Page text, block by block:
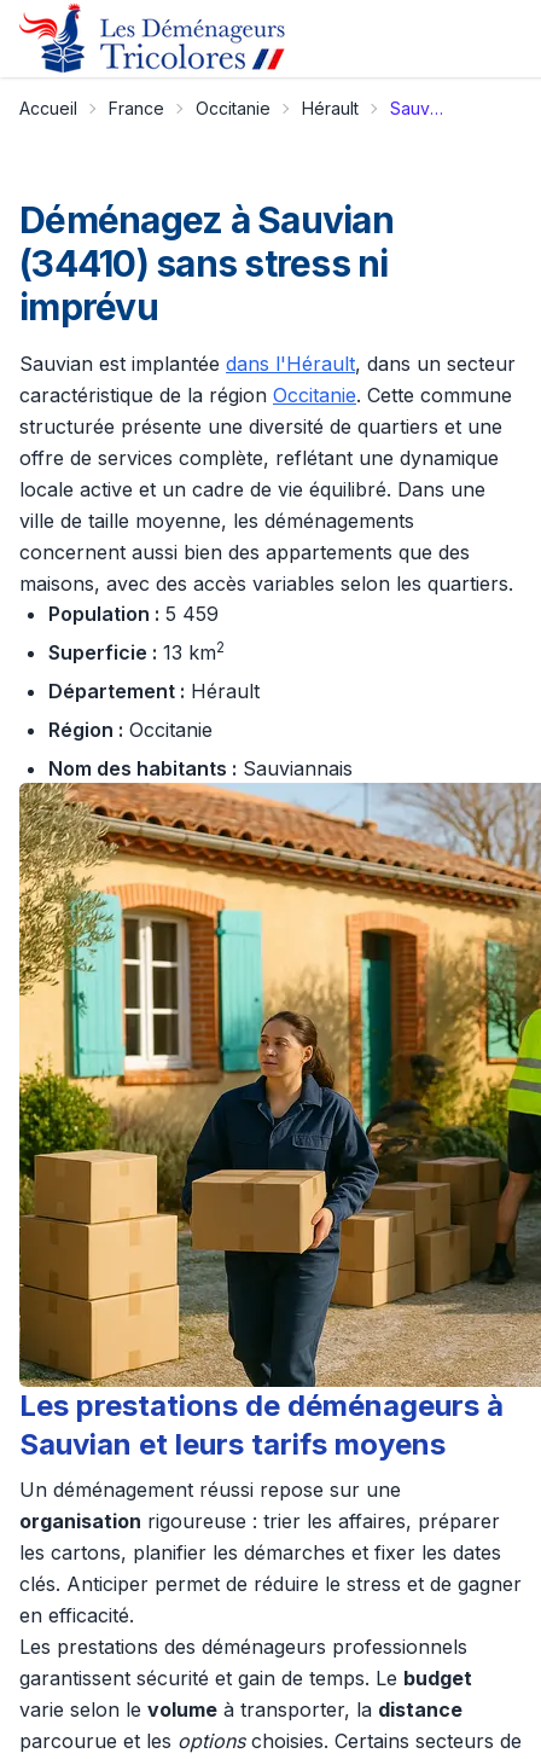
Accueil France Occitanie Hérault Sauvian
Déménagez à Sauvian
(34410) sans stress ni
imprévu
Sauvian est implantée dans l'Hérault, dans un secteur
caractéristique de la région Occitanie. Cette commune
structurée présente une diversité de quartiers et une
offre de services complète, reflétant une dynamique
locale active et un cadre de vie équilibré. Dans une
ville de taille moyenne, les déménagements
concernent aussi bien des appartements que des
maisons, avec des accès variables selon les quartiers.
Population : 5 459
Superficie : 13 km2
Département : Hérault
Région : Occitanie
Nom des habitants : Sauviannais
Les prestations de déménageurs à
Sauvian et leurs tarifs moyens
Un déménagement réussi repose sur une
organisation rigoureuse : trier les affaires, préparer
les cartons, planifier les démarches et fixer les dates
clés. Anticiper permet de réduire le stress et de gagner
en efficacité.
Les prestations des déménageurs professionnels
garantissent sécurité et gain de temps. Le budget
varie selon le volume à transporter, la distance
parcourue et les optionschoisies. Certains secteurs de